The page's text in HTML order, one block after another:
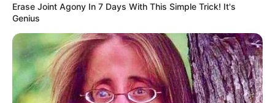
Erase Joint Agony In 7 Days With This Simple Trick! It's
Genius